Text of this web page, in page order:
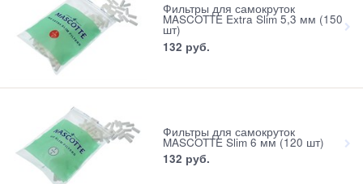
Фильтры для самокруток
MASCOTTE Extra Slim 5,3 мм (150
шт)
132 руб.
Фильтры для самокруток
MASCOTTE Slim 6 мм (120 шт)
132 руб.